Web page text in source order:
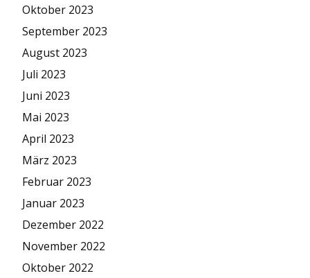
Oktober 2023
September 2023
August 2023
Juli 2023
Juni 2023
Mai 2023
April 2023
März 2023
Februar 2023
Januar 2023
Dezember 2022
November 2022
Oktober 2022